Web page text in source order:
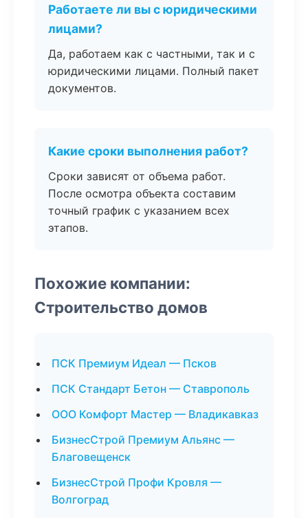
Работаете ли вы с юридическими
лицами?
Да, работаем как с частными, так и с
юридическими лицами. Полный пакет
документов.
Какие сроки выполнения работ?
Сроки зависят от объема работ.
После осмотра объекта составим
точный график с указанием всех
этапов.
Похожие компании:
Строительство домов
ПСК Премиум Идеал — Псков
ПСК Стандарт Бетон — Ставрополь
ООО Комфорт Мастер — Владикавказ
БизнесСтрой Премиум Альянс —
Благовещенск
БизнесСтрой Профи Кровля —
Волгоград